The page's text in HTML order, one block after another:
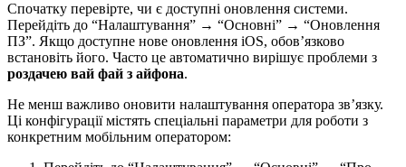
Спочатку перевірте, чи є доступні оновлення системи.
Перейдіть до “Налаштування” → “Основні” → “Оновлення
ПЗ”. Якщо доступне нове оновлення iOS, обов’язково
встановіть його. Часто це автоматично вирішує проблеми з
роздачею вай фай з айфона.
Не менш важливо оновити налаштування оператора зв’язку.
Ці конфігурації містять спеціальні параметри для роботи з
конкретним мобільним оператором: